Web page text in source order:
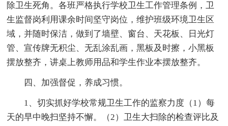
除卫生死角。各班严格执行学校卫生工作管理条例，卫
生监督岗利用课余时间坚守岗位，维护班级环境卫生区
域，并随时保洁，做到了墙壁、窗台、天花板、日光灯
管、宣传牌无积尘、无乱涂乱画，黑板及时擦，小黑板
摆放整齐，讲桌上教师用品和学生作业本摆放整齐。
四、加强督促，养成习惯。
1、切实抓好学校常规卫生工作的监察力度（1）每
天的早中晚扫坚持不懈。（2）卫生大扫除的检查评比及